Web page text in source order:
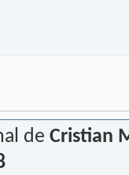
de Cristian